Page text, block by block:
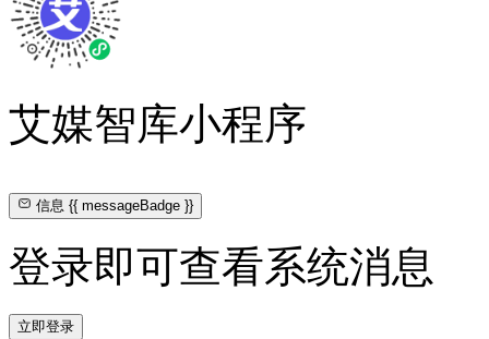
艾媒智库小程序
信息{{ messageBadge }}
登录即可查看系统消息
立即登录